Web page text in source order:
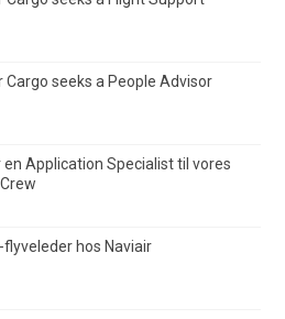
Cargo seeks a People Advisor
en Application Specialist til vores
flyveleder hos Naviair